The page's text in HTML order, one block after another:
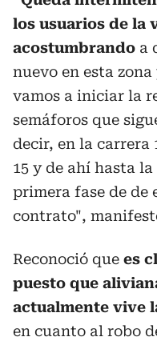
los usuarios de la
acostumbrando a
nuevo en esta
vamos a iniciar la
semáforos que
decir, en la carrera
15 y de ahí hasta
primera fase de de
contrato",
Reconoció que es
puesto que
actualmente vive
en cuanto al robo